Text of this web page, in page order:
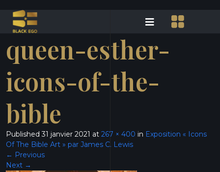
queen-esther-
icons-of-the-
bible
Published31 janvier 2021 at 267 × 400 in Exposition « Icons
Of The Bible Art » par James C. Lewis
← Previous
Next →